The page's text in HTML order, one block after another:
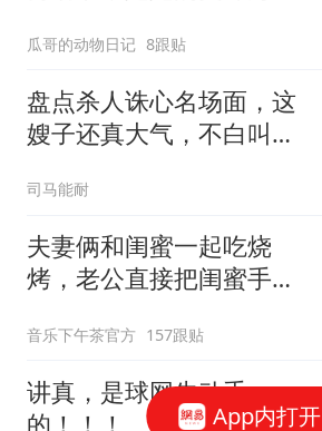
瓜哥的动物日记 8跟贴
盘点杀人诛心名场面，这
嫂子还真大气，不白叫嫂
司马能耐
夫妻俩和闺蜜一起吃烧
烤，老公直接把闺蜜手里
音乐下午茶官方 157跟贴
讲真，是球网先动手
的！！！
App内打开